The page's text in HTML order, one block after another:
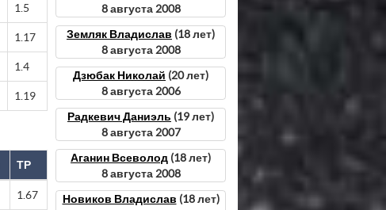
1.5
1.17
1.4
1.19
ТР
1.67
8 августа 2008
Земляк Владислав (18 лет)
8 августа 2008
Дзюбак Николай (20 лет)
8 августа 2006
Радкевич Даниэль (19 лет)
8 августа 2007
Аганин Всеволод (18 лет)
8 августа 2008
Новиков Владислав (18 лет)